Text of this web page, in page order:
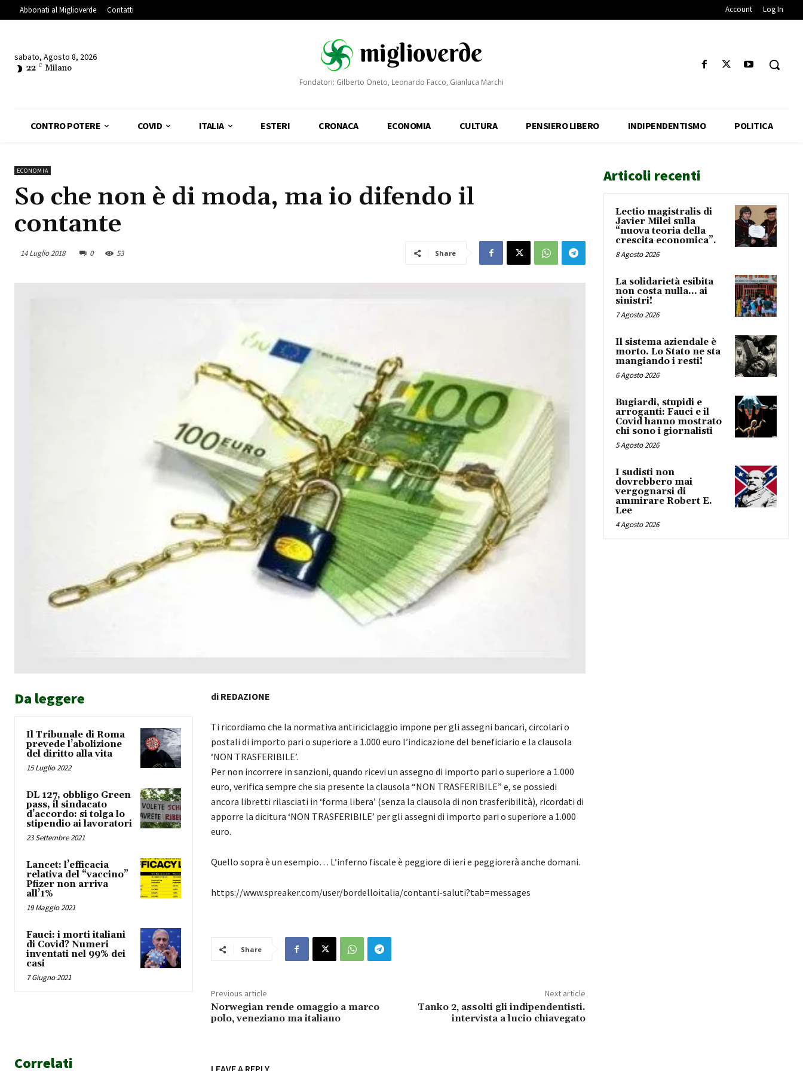
Abbonati al Miglioverde Contatti Account Log In
sabato, Agosto 8, 2026
22 C Milano
Fondatori: Gilberto Oneto, Leonardo Facco, Gianluca Marchi
CONTRO POTERE COVID ITALIA ESTERI CRONACA ECONOMIA CULTURA PENSIERO LIBERO INDIPENDENTISMO POLITICA
ECONOMIA
So che non è di moda, ma io difendo il
contante
14 Luglio 2018 0 53 Share
Da leggere
Il Tribunale di Roma
prevede l’abolizione
del diritto alla vita
15 Luglio 2022
DL 127, obbligo Green
pass, il sindacato
d’accordo: si tolga lo
stipendio ai lavoratori
23 Settembre 2021
Lancet: l’efficacia
relativa del “vaccino”
Pfizer non arriva
all’1%
19 Maggio 2021
Fauci: i morti italiani
di Covid? Numeri
inventati nel 99% dei
casi
7 Giugno 2021
di REDAZIONE
Ti ricordiamo che la normativa antiriciclaggio impone per gli assegni bancari, circolari o
postali di importo pari o superiore a 1.000 euro l’indicazione del beneficiario e la clausola
‘NON TRASFERIBILE’.
Per non incorrere in sanzioni, quando ricevi un assegno di importo pari o superiore a 1.000
euro, verifica sempre che sia presente la clausola “NON TRASFERIBILE” e, se possiedi
ancora libretti rilasciati in ‘forma libera’ (senza la clausola di non trasferibilità), ricordati di
apporre la dicitura ‘NON TRASFERIBILE’ per gli assegni di importo pari o superiore a 1.000
euro.
Quello sopra è un esempio… L’inferno fiscale è peggiore di ieri e peggiorerà anche domani.
https://www.spreaker.com/user/bordelloitalia/contanti-saluti?tab=messages
Share
Previous article
Norwegian rende omaggio a marco
polo, veneziano ma italiano
Next article
Tanko 2, assolti gli indipendentisti.
intervista a lucio chiavegato
Correlati
Articoli recenti
Lectio magistralis di
Javier Milei sulla
“nuova teoria della
crescita economica”.
8 Agosto 2026
La solidarietà esibita
non costa nulla… ai
sinistri!
7 Agosto 2026
Il sistema aziendale è
morto. Lo Stato ne sta
mangiando i resti!
6 Agosto 2026
Bugiardi, stupidi e
arroganti: Fauci e il
Covid hanno mostrato
chi sono i giornalisti
5 Agosto 2026
I sudisti non
dovrebbero mai
vergognarsi di
ammirare Robert E.
Lee
4 Agosto 2026